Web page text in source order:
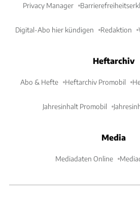
Privacy Manager
Digital-Abo hier kündigen Redaktion
Heftarchiv
Abo & Hefte Heftarchiv Promobil
Jahresinhalt Promobil
Media
Mediadaten Online